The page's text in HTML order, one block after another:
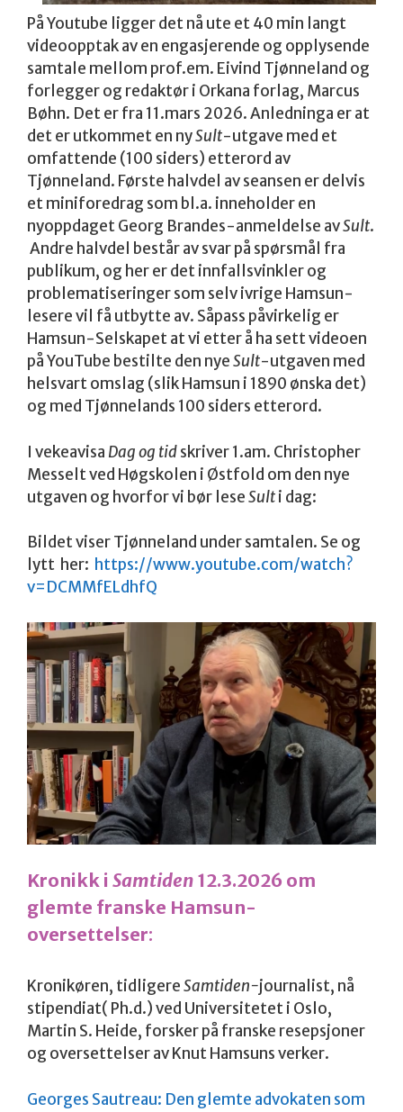
På Youtube ligger det nå ute et 40 min langt
videoopptak av en engasjerende og opplysende
samtale mellom prof.em. Eivind Tjønneland og
forlegger og redaktør i Orkana forlag, Marcus
Bøhn. Det er fra 11.mars 2026. Anledninga er at
det er utkommet en nySult-utgave med et
omfattende (100 siders) etterord av
Tjønneland. Første halvdel av seansen er delvis
et miniforedrag som bl.a. inneholder en
nyoppdaget Georg Brandes-anmeldelse avSult.
Andre halvdel består av svar på spørsmål fra
publikum, og her er det innfallsvinkler og
problematiseringer som selv ivrige Hamsun-
lesere vil få utbytte av. Såpass påvirkelig er
Hamsun-Selskapet at vi etter å ha sett videoen
på YouTube bestilte den nyeSult-utgaven med
helsvart omslag (slik Hamsun i 1890 ønska det)
og med Tjønnelands 100 siders etterord.
I vekeavisa Dag og tidskriver 1.am. Christopher
Messelt ved Høgskolen i Østfold om den nye
utgaven og hvorfor vi bør leseSulti dag:
Bildet viser Tjønneland under samtalen. Se og
lytt her: https://www.youtube.com/watch?
v=DCMMfELdhfQ
Kronikk i Samtiden 12.3.2026 om
glemte franske Hamsun-
oversettelser:
Kronikøren, tidligereSamtiden-journalist, nå
stipendiat( Ph.d.) ved Universitetet i Oslo,
Martin S. Heide, forsker på franske resepsjoner
og oversettelser av Knut Hamsuns verker.
Georges Sautreau: Den glemte advokaten som